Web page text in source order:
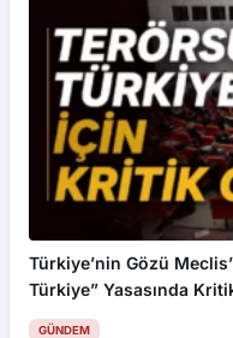
Türkiye’nin Gözü
Türkiye” Yasasında
GÜNDEM